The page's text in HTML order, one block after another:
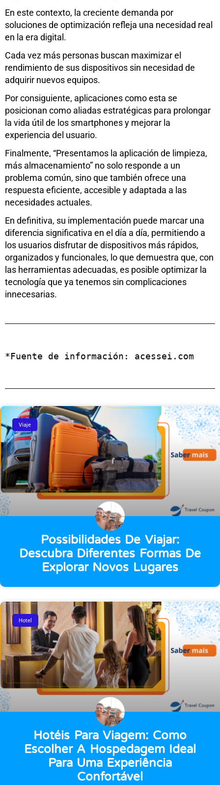
En este contexto, la creciente demanda por
soluciones de optimización refleja una necesidad real
en la era digital.
Cada vez más personas buscan maximizar el
rendimiento de sus dispositivos sin necesidad de
adquirir nuevos equipos.
Por consiguiente, aplicaciones como esta se
posicionan como aliadas estratégicas para prolongar
la vida útil de los smartphones y mejorar la
experiencia del usuario.
Finalmente, “Presentamos la aplicación de limpieza,
más almacenamiento” no solo responde a un
problema común, sino que también ofrece una
respuesta eficiente, accesible y adaptada a las
necesidades actuales.
En definitiva, su implementación puede marcar una
diferencia significativa en el día a día, permitiendo a
los usuarios disfrutar de dispositivos más rápidos,
organizados y funcionales, lo que demuestra que, con
las herramientas adecuadas, es posible optimizar la
tecnología que ya tenemos sin complicaciones
innecesarias.
*Fuente de información: acessei.com
Viaje
Possibilidades De Viajar:
Descubra Diferentes Formas De
Explorar Novos Lugares
Hotel
Hotéis Para Viagem: Como
Escolher A Hospedagem Ideal
Para Uma Experiência
Confortável